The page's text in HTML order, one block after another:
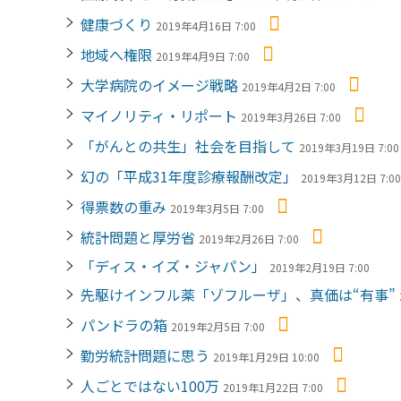
健康づくり 2019年4月16日 7:00
地域へ権限 2019年4月9日 7:00
大学病院のイメージ戦略 2019年4月2日 7:00
マイノリティ・リポート 2019年3月26日 7:00
「がんとの共生」社会を目指して 2019年3月19日 7:00
幻の「平成31年度診療報酬改定」 2019年3月12日 7:00
得票数の重み 2019年3月5日 7:00
統計問題と厚労省 2019年2月26日 7:00
「ディス・イズ・ジャパン」 2019年2月19日 7:00
先駆けインフル薬「ゾフルーザ」、真価は“有事”
パンドラの箱 2019年2月5日 7:00
勤労統計問題に思う 2019年1月29日 10:00
人ごとではない100万 2019年1月22日 7:00